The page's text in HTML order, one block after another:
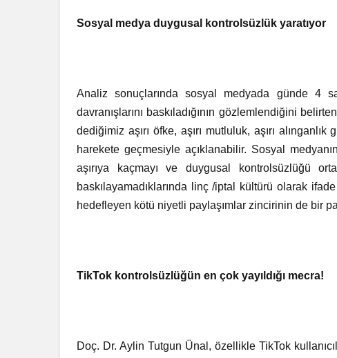
Sosyal medya duygusal kontrolsüzlük yaratıyor
Analiz sonuçlarında sosyal medyada günde 4
davranışlarını baskıladığının gözlemlendiğini
dediğimiz aşırı öfke, aşırı mutluluk, aşırı
harekete geçmesiyle açıklanabilir. Sosyal
aşırıya kaçmayı ve duygusal kontrolsüzlüğü
baskılayamadıklarında linç /iptal kültürü olarak
hedefleyen kötü niyetli paylaşımlar zincirinin de bir
TikTok kontrolsüzlüğün en çok yayıldığı mecra!
Doç. Dr. Aylin Tutgun Ünal, özellikle TikTok